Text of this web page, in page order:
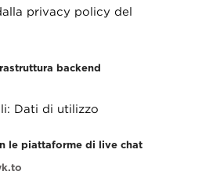
privacy policy del
backend
Dati di utilizzo
le piattaforme di live chat